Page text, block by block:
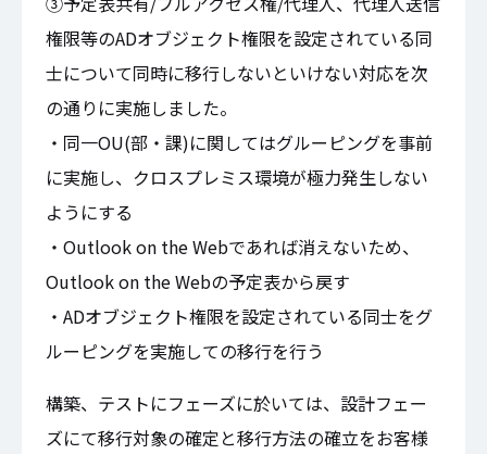
権限等のADオブジェクト権限を設定されている同
士について同時に移行しないといけない対応を次
の通りに実施しました。
・同一OU(部・課)に関してはグルーピングを事前
に実施し、クロスプレミス環境が極力発生しない
ようにする
・Outlook on the Webであれば消えないため、
Outlook on the Webの予定表から戻す
・ADオブジェクト権限を設定されている同士をグ
ルーピングを実施しての移行を行う
構築、テストにフェーズに於いては、設計フェー
ズにて移行対象の確定と移行方法の確立をお客様